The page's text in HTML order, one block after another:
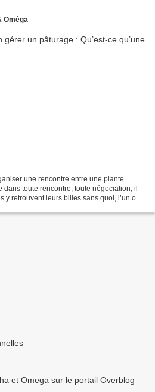
Oméga
une rencontre entre une plante
toute rencontre, toute négociation, il
y retrouvent leurs billes sans quoi, l’un ou
et Omega sur le portail Overblog